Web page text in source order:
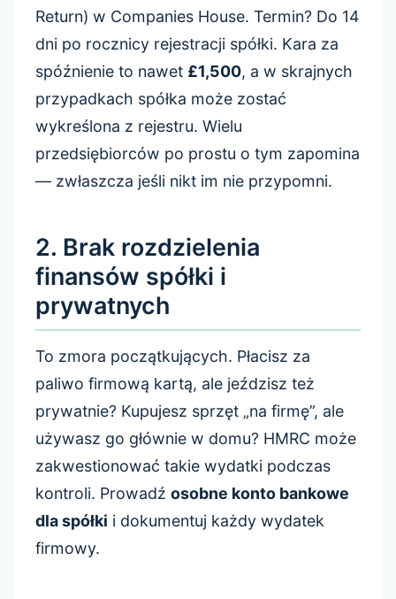
Return) w Companies House. Termin? Do 14
dni po rocznicy rejestracji spółki. Kara za
spóźnienie to nawet £1,500, a w skrajnych
przypadkach spółka może zostać
wykreślona z rejestru. Wielu
przedsiębiorców po prostu o tym zapomina
— zwłaszcza jeśli nikt im nie przypomni.
2. Brak rozdzielenia
finansów spółki i
prywatnych
To zmora początkujących. Płacisz za
paliwo firmową kartą, ale jeździsz też
prywatnie? Kupujesz sprzęt „na firmę”, ale
używasz go głównie w domu? HMRC może
zakwestionować takie wydatki podczas
kontroli. Prowadź osobne konto bankowe
dla spółki i dokumentuj każdy wydatek
firmowy.